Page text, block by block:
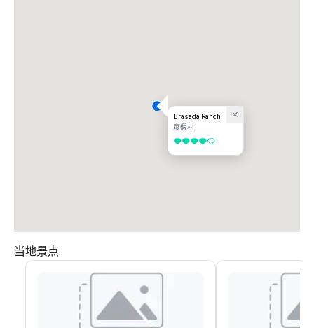
从华盛顿州西雅图出发：约 325 英里或 5 小时 43 分钟
我们为每个舱室提供最多两辆车的免费停车位。对于超大型车辆或两辆以上的
Brasada Ranch
度假村
4/5
当地景点